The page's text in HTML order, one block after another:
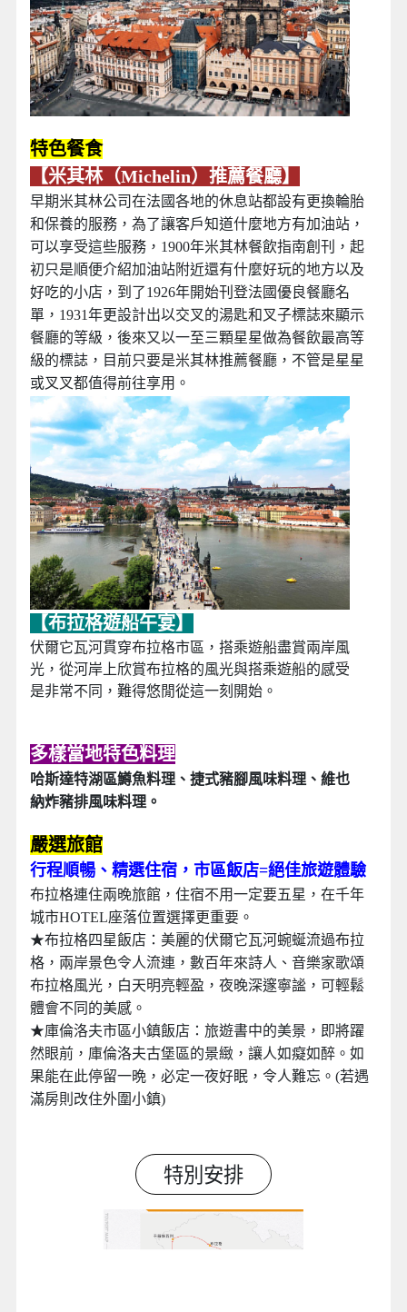
特色餐食
【米其林（Michelin）推薦餐廳】
早期米其林公司在法國各地的休息站都設有更換輪胎
和保養的服務，為了讓客戶知道什麼地方有加油站，
可以享受這些服務，1900年米其林餐飲指南創刊，起
初只是順便介紹加油站附近還有什麼好玩的地方以及
好吃的小店，到了1926年開始刊登法國優良餐廳名
單，1931年更設計出以交叉的湯匙和叉子標誌來顯示
餐廳的等級，後來又以一至三顆星星做為餐飲最高等
級的標誌，目前只要是米其林推薦餐廳，不管是星星
或叉叉都值得前往享用。
伏爾它瓦河貫穿布拉格市區，搭乘遊船盡賞兩岸風
光，從河岸上欣賞布拉格的風光與搭乘遊船的感受
是非常不同，難得悠閒從這一刻開始。
多樣當地特色料理
哈斯達特湖區鱒魚料理、捷式豬腳風味料理、維也
納炸豬排風味料理。
嚴選旅館
行程順暢、精選住宿，市區飯店=絕佳旅遊體驗
布拉格連住兩晚旅館，住宿不用一定要五星，在千年
城市HOTEL座落位置選擇更重要。
★布拉格四星飯店：美麗的伏爾它瓦河蜿蜒流過布拉
格，兩岸景色令人流連，數百年來詩人、音樂家歌頌
布拉格風光，白天明亮輕盈，夜晚深邃寧謐，可輕鬆
體會不同的美感。
然眼前，庫倫洛夫古堡區的景緻，讓人如癡如醉。如
果能在此停留一晩，必定一夜好眠，令人難忘。(若遇
滿房則改住外圍小鎮)